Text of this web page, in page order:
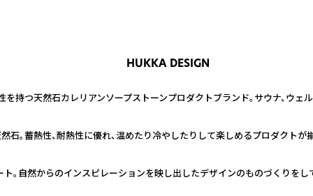
HUKKA DESIGN
持つ天然石カレリアンソープストーンプロダクトブランド。サウナ、ウェ
。蓄熱性、耐熱性に優れ、温めたり冷やしたりして楽しめるプロダクトが
。自然からのインスピレーションを映し出したデザインのものづくりをし